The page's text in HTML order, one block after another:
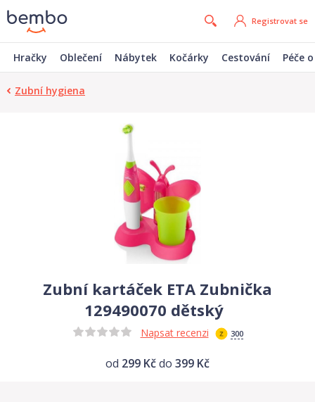
Registrovat se
Hračky Oblečení Nábytek Kočárky Cestování Péče
Zubní hygiena
Zubní kartáček ETA Zubnička
129490070 dětský
Napsat recenzi 300
od 299 Kčdo 399 Kč